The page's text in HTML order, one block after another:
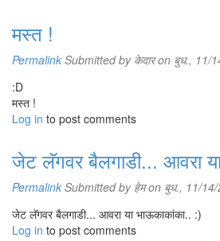
मस्त !
Permalink Submitted by केदारon बुध., 11/
:D
मस्त !
Log in to post comments
जेट लॅगवर बैलगाडी... आवरा
Permalink Submitted by हेमon बुध., 11/
जेट लॅगवर बैलगाडी... आवरा या भाऊकाकांका.. :)
Log in to post comments